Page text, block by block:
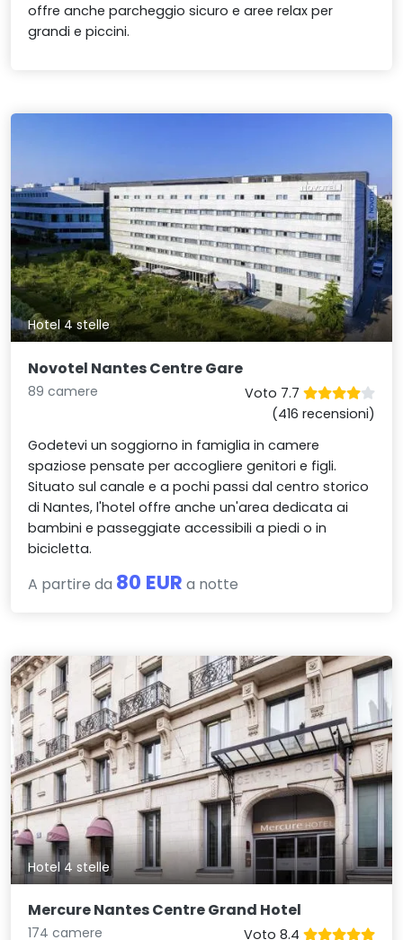
offre anche parcheggio sicuro e aree relax per
grandi e piccini.
Hotel 4 stelle
Novotel Nantes Centre Gare
89 camere
Voto 7.7
(416 recensioni)
Godetevi un soggiorno in famiglia in camere
spaziose pensate per accogliere genitori e figli.
Situato sul canale e a pochi passi dal centro storico
di Nantes, l'hotel offre anche un'area dedicata ai
bambini e passeggiate accessibili a piedi o in
bicicletta.
A partire da 80 EUR a notte
Hotel 4 stelle
Mercure Nantes Centre Grand Hotel
174 camere
Voto 8.4